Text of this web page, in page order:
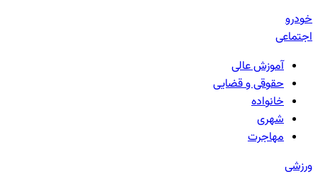
خودرو
اجتماعی
آموزش عالی
حقوقی و قضایی
خانواده
شهری
مهاجرت
ورزشی